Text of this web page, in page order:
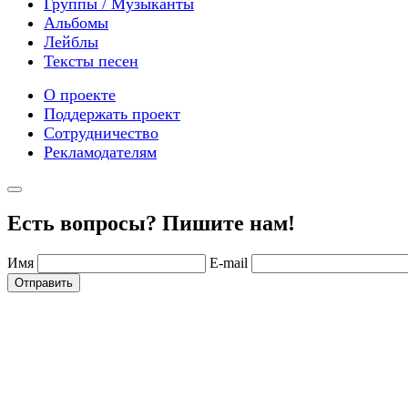
Альбомы
Лейблы
Тексты песен
О проекте
Поддержать проект
Сотрудничество
Рекламодателям
Есть вопросы? Пишите нам!
Имя E-mail